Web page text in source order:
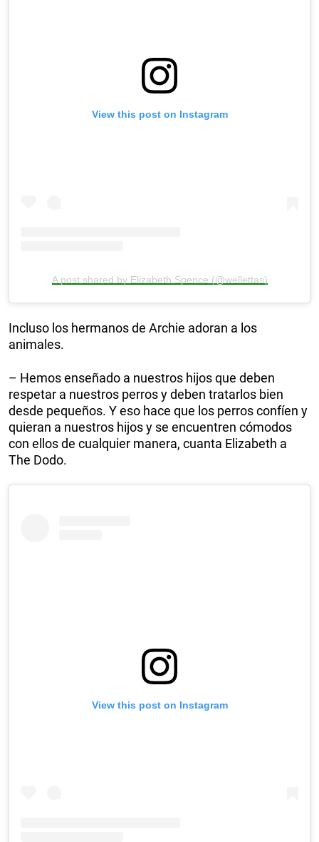
View this post on Instagram
A post shared by Elizabeth Spence (@wellettas)
Incluso los hermanos de Archie adoran a los
animales.
– Hemos enseñado a nuestros hijos que deben
respetar a nuestros perros y deben tratarlos bien
desde pequeños. Y eso hace que los perros confíen y
quieran a nuestros hijos y se encuentren cómodos
con ellos de cualquier manera, cuanta Elizabeth a
The Dodo.
View this post on Instagram